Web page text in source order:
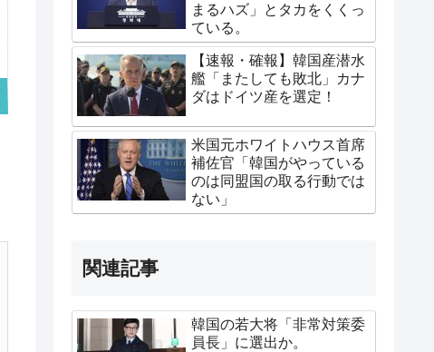
まるハズ」とタカをくくっ
ている。
【速報・確報】韓国産潜水
艦「またしても敗北」カナ
ダはドイツ産を選定！
米国元ホワイトハウス首席
補佐官「韓国がやっている
のは同盟国の取る行動では
ない」
関連記事
韓国の若大将「非常対策委
員長」に選出か。